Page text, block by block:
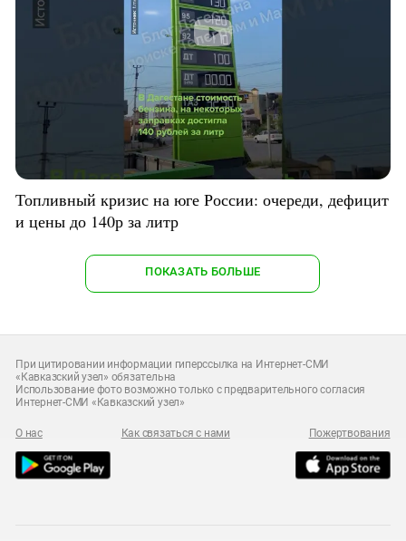
Топливный кризис на юге России: очереди, дефицит
и цены до 140р за литр
ПОКАЗАТЬ БОЛЬШЕ
При цитировании информации гиперссылка на Интернет-СМИ
«Кавказский узел» обязательна
Использование фото возможно только с предварительного согласия
Интернет-СМИ «Кавказский узел»
О нас Как связаться с нами Пожертвования